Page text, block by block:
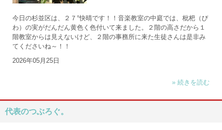
今日の杉並区は、２７°快晴です！！音楽教室の中庭では、枇杷（び
わ）の実がだんだん黄色く色付いて来ました。２階の高さだから１
階教室からは見えないけど、２階の事務所に来た生徒さんは是非み
てくださいね～！！
2026年05月25日
» 続きを読む
代表のつぶろぐ。